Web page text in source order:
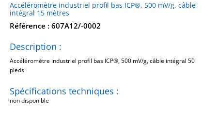
Accéléromètre industriel profil bas ICP®, 500 mV/g, câble
intégral 15 mètres
Référence : 607A12/-0002
Spécifications techniques :
non disponible
Description :
Accéléromètre industriel profil bas ICP®, 500 mV/g, câble intégral 50
pieds